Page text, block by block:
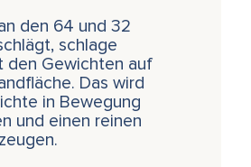
den 64 und 32
schlage
den Gewichten auf
Das wird
in Bewegung
und einen reinen